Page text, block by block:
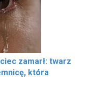
zamarł: twarz
która